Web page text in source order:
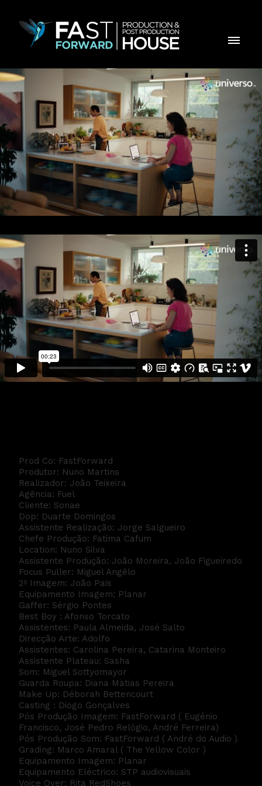
Prod Co: FastForward
Produtor: Nuno Martins
Realizador: João Teixeira
Agência: Fuel
Cliente: Sonae
Dop: Duarte Domingos
Assistente Realização: Jorge Salgueiro
Chefe Produção: Fatima Cafum
Location: Nuno Silva
Assistente Produção: João Moreira, João Figueiredo
Focus Puller: Miguel Angêlo
2º Imagem: João Pais
Equipamento Imagem: Planar
Gaffer: Sérgio Pontes
Best Boy : Afonso Torcato
Assistentes: Paula Almeida, José Salto
Direcção Arte: Adolfo
Assistentes: Carolina Pereira, Catarina Monteiro
Assistente Plateau: Sasha
Som: Miguel Sottyomayor
Guarda Roupa: Diana Matias Pereira
Make Up: Déborah Bettencourt
Casting : Diogo Gonçalves
Pós Produção Imagem: FastForward ( Eugénio
Francisco, José Pedro Relógio, André Ferreira)
Pós Produção Som: FastForward ( André do Audio )
Grading: Marco Amaral ( The Yellow Color )
Equipamento Imagem: Planar
Equipamento Eléctrico: STP audiovisuais
Voice Over: Rita RedShoes